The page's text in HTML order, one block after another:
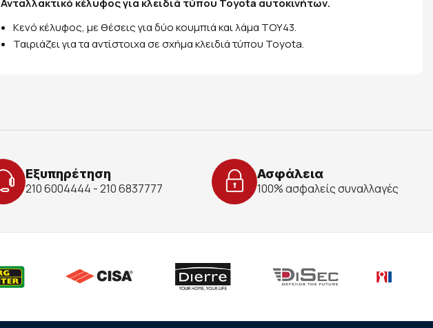
Ανταλλακτικό κέλυφος για κλειδιά τύπου Toyota αυτοκινήτων.
Κενό κέλυφος, με θέσεις για δύο κουμπιά και λάμα ΤΟΥ43.
Ταιριάζει για τα αντίστοιχα σε σχήμα κλειδιά τύπου Toyota.
Εξυπηρέτηση
210 6004444 - 210 6837777
Ασφάλεια
100% ασφαλείς συναλλαγές